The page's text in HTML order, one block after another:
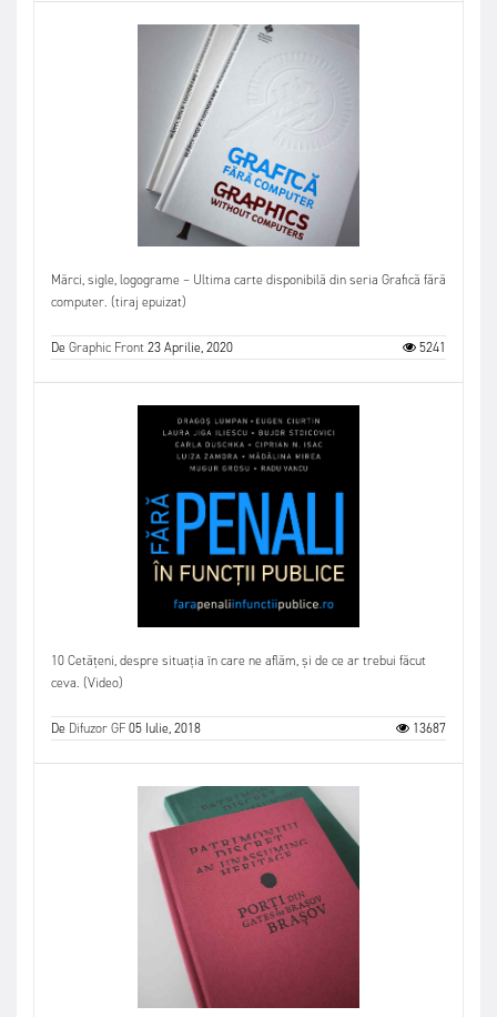
Mărci, sigle, logograme – Ultima carte disponibilă din seria Grafică fără
computer. (tiraj epuizat)
DeGraphic Front23 Aprilie, 2020 5241
10 Cetățeni, despre situația în care ne aflăm, și de ce ar trebui făcut
ceva. (Video)
De Difuzor GF05 Iulie, 2018 13687